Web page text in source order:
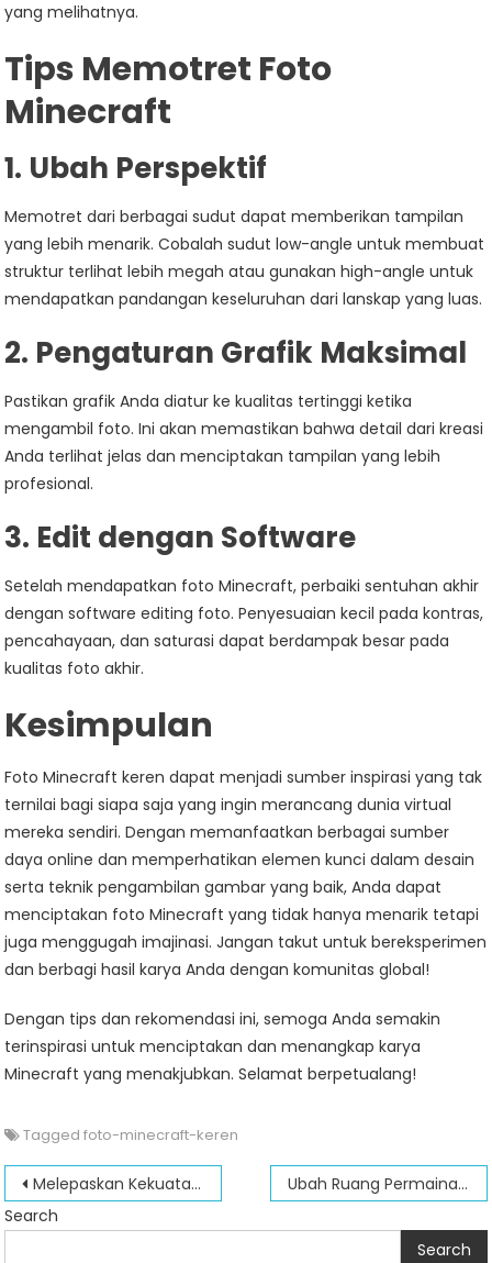
yang melihatnya.
Tips Memotret Foto
Minecraft
1. Ubah Perspektif
Memotret dari berbagai sudut dapat memberikan tampilan
yang lebih menarik. Cobalah sudut low-angle untuk membuat
struktur terlihat lebih megah atau gunakan high-angle untuk
mendapatkan pandangan keseluruhan dari lanskap yang luas.
2. Pengaturan Grafik Maksimal
Pastikan grafik Anda diatur ke kualitas tertinggi ketika
mengambil foto. Ini akan memastikan bahwa detail dari kreasi
Anda terlihat jelas dan menciptakan tampilan yang lebih
profesional.
3. Edit dengan Software
Setelah mendapatkan foto Minecraft, perbaiki sentuhan akhir
dengan software editing foto. Penyesuaian kecil pada kontras,
pencahayaan, dan saturasi dapat berdampak besar pada
kualitas foto akhir.
Kesimpulan
Foto Minecraft keren dapat menjadi sumber inspirasi yang tak
ternilai bagi siapa saja yang ingin merancang dunia virtual
mereka sendiri. Dengan memanfaatkan berbagai sumber
daya online dan memperhatikan elemen kunci dalam desain
serta teknik pengambilan gambar yang baik, Anda dapat
menciptakan foto Minecraft yang tidak hanya menarik tetapi
juga menggugah imajinasi. Jangan takut untuk bereksperimen
dan berbagi hasil karya Anda dengan komunitas global!
Dengan tips dan rekomendasi ini, semoga Anda semakin
terinspirasi untuk menciptakan dan menangkap karya
Minecraft yang menakjubkan. Selamat berpetualang!
Taggedfoto-minecraft-keren
Post
navigation
Melepaskan Kekuatan Mistik Totem di Minecraft
Ubah Ruang Permainan Anda dengan Wallpaper Minecraft 4K yang Menakjubkan
Search
Search